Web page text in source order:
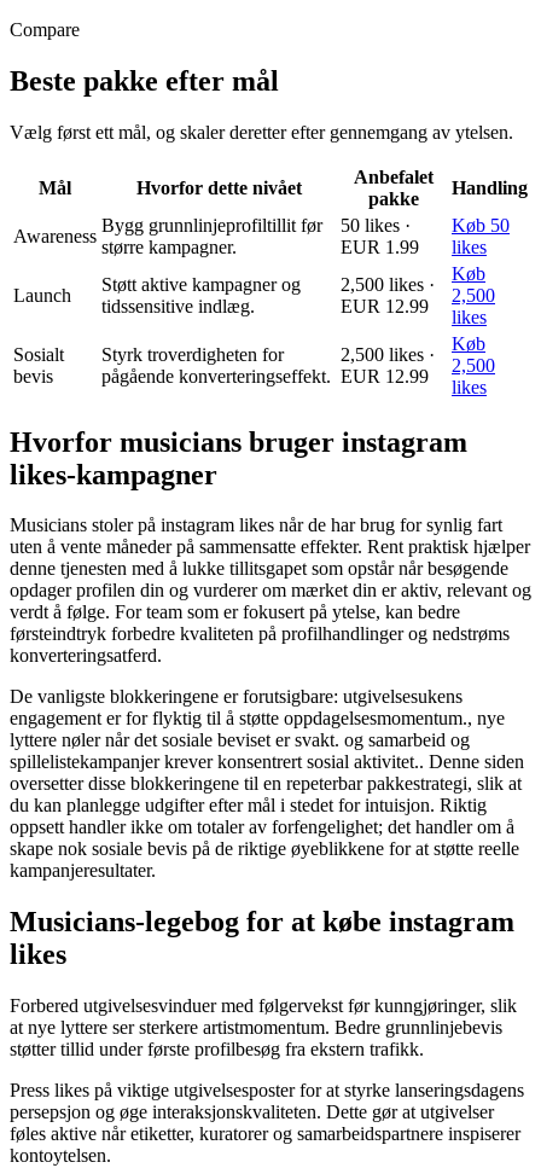
Compare
Beste pakke efter mål
Vælg først ett mål, og skaler deretter efter gennemgang av ytelsen.
Mål Hvorfor dette nivået
Anbefalet
pakke
Handling
Awareness
Bygg grunnlinjeprofiltillit før
større kampagner.
50 likes ·
EUR 1.99
Køb 50
likes
Launch
Støtt aktive kampagner og
tidssensitive indlæg.
2,500 likes ·
EUR 12.99
Køb
2,500
likes
Sosialt
bevis
Styrk troverdigheten for
pågående konverteringseffekt.
2,500 likes ·
EUR 12.99
Køb
2,500
likes
Hvorfor musicians bruger instagram
likes-kampagner
Musicians stoler på instagram likes når de har brug for synlig fart
uten å vente måneder på sammensatte effekter. Rent praktisk hjælper
denne tjenesten med å lukke tillitsgapet som opstår når besøgende
opdager profilen din og vurderer om mærket din er aktiv, relevant og
verdt å følge. For team som er fokusert på ytelse, kan bedre
førsteindtryk forbedre kvaliteten på profilhandlinger og nedstrøms
konverteringsatferd.
De vanligste blokkeringene er forutsigbare: utgivelsesukens
engagement er for flyktig til å støtte oppdagelsesmomentum., nye
lyttere nøler når det sosiale beviset er svakt. og samarbeid og
spillelistekampanjer krever konsentrert sosial aktivitet.. Denne siden
oversetter disse blokkeringene til en repeterbar pakkestrategi, slik at
du kan planlegge udgifter efter mål i stedet for intuisjon. Riktig
oppsett handler ikke om totaler av forfengelighet; det handler om å
skape nok sosiale bevis på de riktige øyeblikkene for at støtte reelle
kampanjeresultater.
Musicians-legebog for at købe instagram
likes
Forbered utgivelsesvinduer med følgervekst før kunngjøringer, slik
at nye lyttere ser sterkere artistmomentum. Bedre grunnlinjebevis
støtter tillid under første profilbesøg fra ekstern trafikk.
Press likes på viktige utgivelsesposter for at styrke lanseringsdagens
persepsjon og øge interaksjonskvaliteten. Dette gør at utgivelser
føles aktive når etiketter, kuratorer og samarbeidspartnere inspiserer
kontoytelsen.